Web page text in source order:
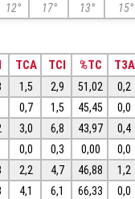
12° 17° 13° 15°
TCA TCI %TC T3A
1,5 2,9 51,02
0,2
0,7 1,5 45,45
0,0
3,0 6,8 43,97
0,4
0,0 0,3 0,00
0,0
2,2 4,7 46,88
1,2
4,1 6,1 66,33
0,0